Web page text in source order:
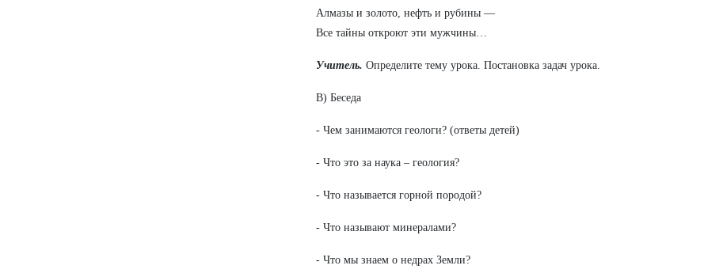
Алмазы и золото, нефть и рубины —
Все тайны откроют эти мужчины…
Учитель. Определите тему урока. Постановка задач урока.
В) Беседа
- Чем занимаются геологи? (ответы детей)
- Что это за наука – геология?
- Что называется горной породой?
- Что называют минералами?
- Что мы знаем о недрах Земли?